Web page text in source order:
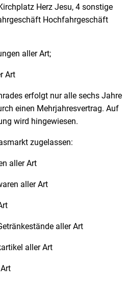
Herz Jesu, 4 sonstige
Hochfahrgeschäft
aller Art;
Art
erfolgt nur alle sechs Jahre
einen Mehrjahresvertrag. Auf
wird hingewiesen.
zugelassen:
aller Art
aller Art
aller Art
aller Art